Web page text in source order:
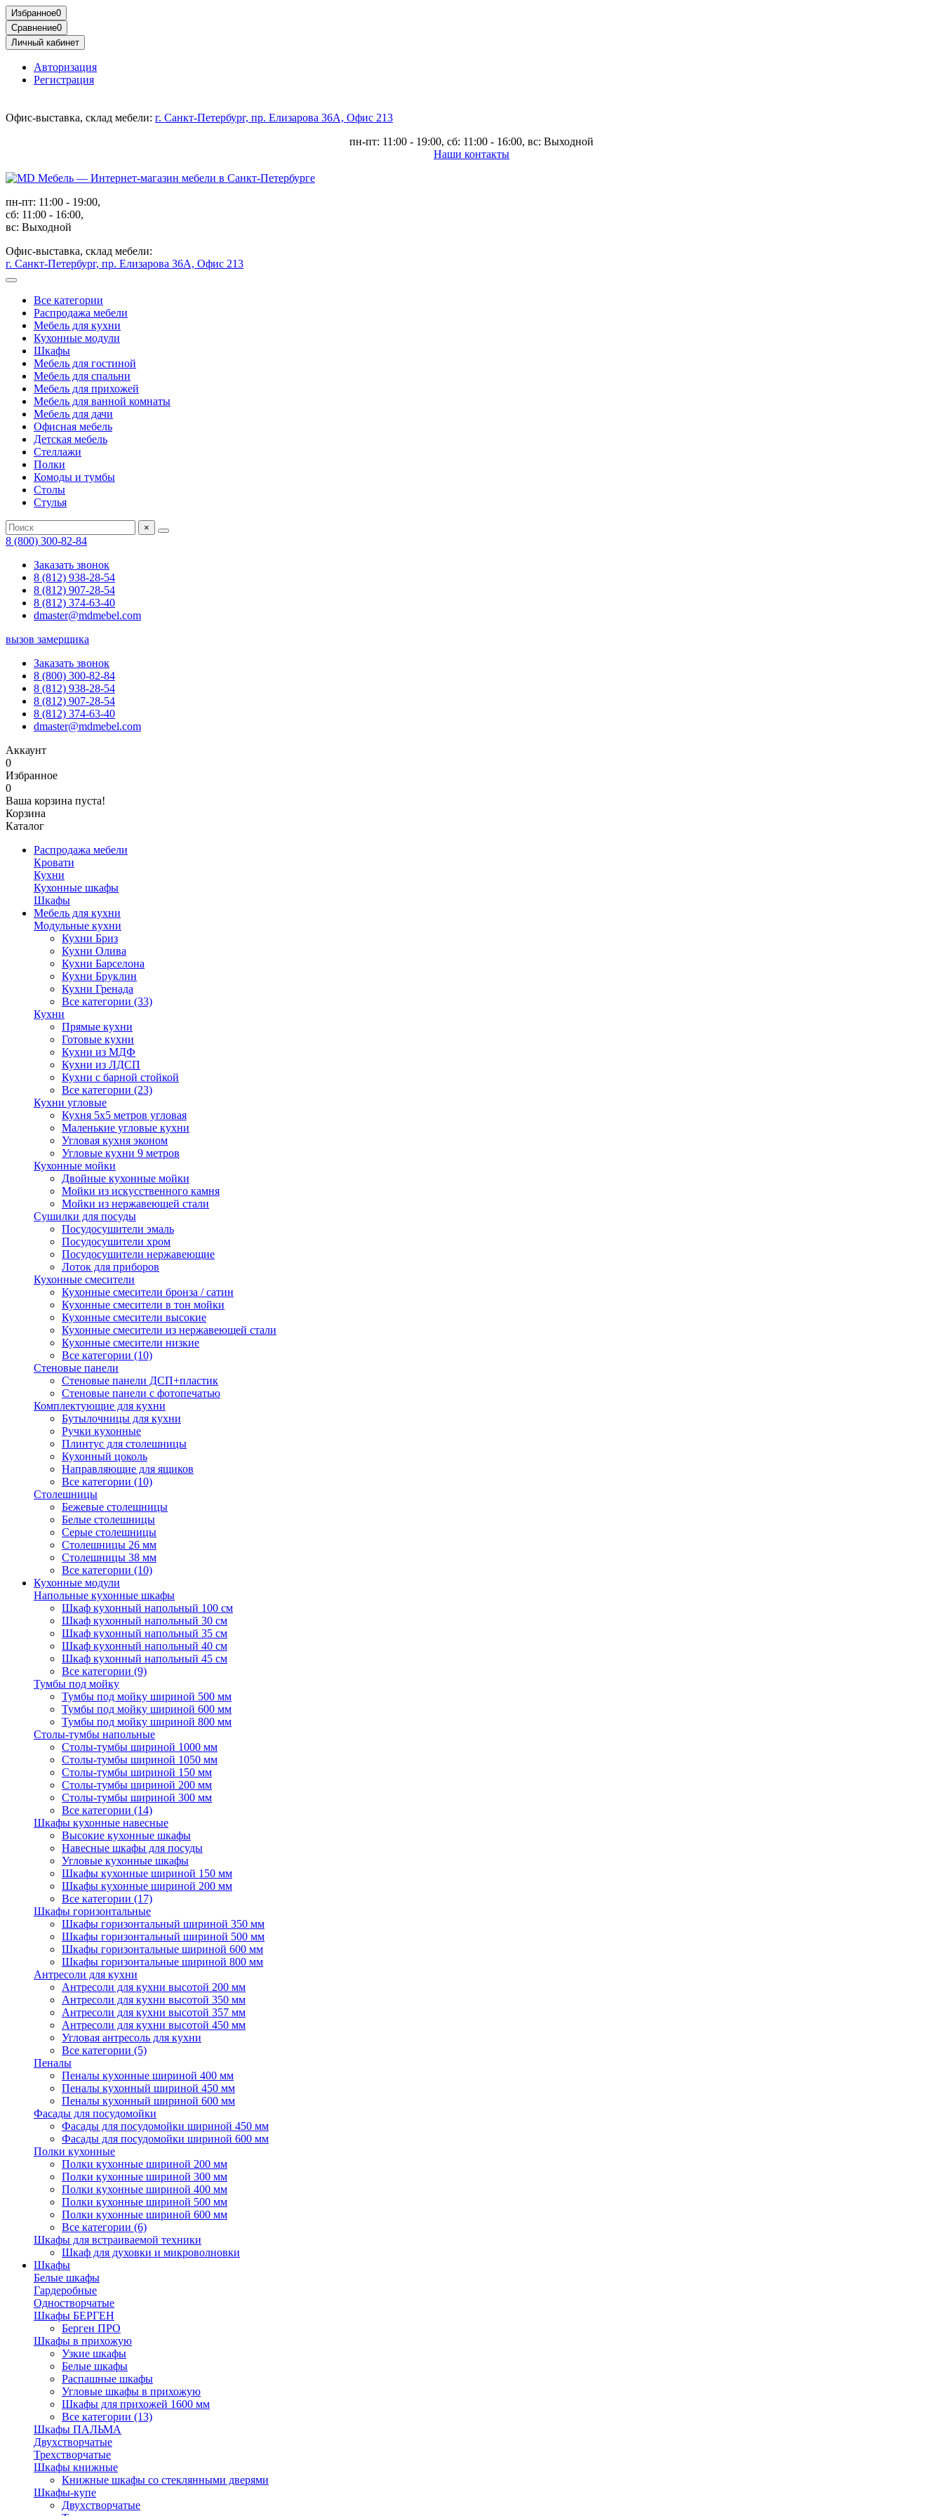
Избранное0
Сравнение0
Личный кабинет
Авторизация
Регистрация
Офис-выставка, склад мебели: г. Санкт-Петербург, пр. Елизарова 36А, Офис 213
пн-пт: 11:00 - 19:00, сб: 11:00 - 16:00, вс: Выходной
Наши контакты
пн-пт: 11:00 - 19:00,
сб: 11:00 - 16:00,
вс: Выходной
Офис-выставка, склад мебели:
г. Санкт-Петербург, пр. Елизарова 36А, Офис 213
Все категории
Распродажа мебели
Мебель для кухни
Кухонные модули
Шкафы
Мебель для гостиной
Мебель для спальни
Мебель для прихожей
Мебель для ванной комнаты
Мебель для дачи
Офисная мебель
Детская мебель
Стеллажи
Полки
Комоды и тумбы
Столы
Стулья
×
8 (800) 300-82-84
Заказать звонок
8 (812) 938-28-54
8 (812) 907-28-54
8 (812) 374-63-40
dmaster@mdmebel.com
вызов замерщика
Заказать звонок
8 (800) 300-82-84
8 (812) 938-28-54
8 (812) 907-28-54
8 (812) 374-63-40
dmaster@mdmebel.com
Аккаунт
0
Избранное
0
Ваша корзина пуста!
Корзина
Каталог
Распродажа мебели
Кровати
Кухни
Кухонные шкафы
Шкафы
Мебель для кухни
Модульные кухни
Кухни Бриз
Кухни Олива
Кухни Барселона
Кухни Бруклин
Кухни Гренада
Все категории (33)
Кухни
Прямые кухни
Готовые кухни
Кухни из МДФ
Кухни из ЛДСП
Кухни с барной стойкой
Все категории (23)
Кухни угловые
Кухня 5х5 метров угловая
Маленькие угловые кухни
Угловая кухня эконом
Угловые кухни 9 метров
Кухонные мойки
Двойные кухонные мойки
Мойки из искусственного камня
Мойки из нержавеющей стали
Сушилки для посуды
Посудосушители эмаль
Посудосушители хром
Посудосушители нержавеющие
Лоток для приборов
Кухонные смесители
Кухонные смесители бронза / сатин
Кухонные смесители в тон мойки
Кухонные смесители высокие
Кухонные смесители из нержавеющей стали
Кухонные смесители низкие
Все категории (10)
Стеновые панели
Стеновые панели ДСП+пластик
Стеновые панели с фотопечатью
Комплектующие для кухни
Бутылочницы для кухни
Ручки кухонные
Плинтус для столешницы
Кухонный цоколь
Направляющие для ящиков
Все категории (10)
Столешницы
Бежевые столешницы
Белые столешницы
Серые столешницы
Столешницы 26 мм
Столешницы 38 мм
Все категории (10)
Кухонные модули
Напольные кухонные шкафы
Шкаф кухонный напольный 100 см
Шкаф кухонный напольный 30 см
Шкаф кухонный напольный 35 см
Шкаф кухонный напольный 40 см
Шкаф кухонный напольный 45 см
Все категории (9)
Тумбы под мойку
Тумбы под мойку шириной 500 мм
Тумбы под мойку шириной 600 мм
Тумбы под мойку шириной 800 мм
Столы-тумбы напольные
Столы-тумбы шириной 1000 мм
Столы-тумбы шириной 1050 мм
Столы-тумбы шириной 150 мм
Столы-тумбы шириной 200 мм
Столы-тумбы шириной 300 мм
Все категории (14)
Шкафы кухонные навесные
Высокие кухонные шкафы
Навесные шкафы для посуды
Угловые кухонные шкафы
Шкафы кухонные шириной 150 мм
Шкафы кухонные шириной 200 мм
Все категории (17)
Шкафы горизонтальные
Шкафы горизонтальный шириной 350 мм
Шкафы горизонтальный шириной 500 мм
Шкафы горизонтальные шириной 600 мм
Шкафы горизонтальные шириной 800 мм
Антресоли для кухни
Антресоли для кухни высотой 200 мм
Антресоли для кухни высотой 350 мм
Антресоли для кухни высотой 357 мм
Антресоли для кухни высотой 450 мм
Угловая антресоль для кухни
Все категории (5)
Пеналы
Пеналы кухонные шириной 400 мм
Пеналы кухонный шириной 450 мм
Пеналы кухонный шириной 600 мм
Фасады для посудомойки
Фасады для посудомойки шириной 450 мм
Фасады для посудомойки шириной 600 мм
Полки кухонные
Полки кухонные шириной 200 мм
Полки кухонные шириной 300 мм
Полки кухонные шириной 400 мм
Полки кухонные шириной 500 мм
Полки кухонные шириной 600 мм
Все категории (6)
Шкафы для встраиваемой техники
Шкаф для духовки и микроволновки
Шкафы
Белые шкафы
Гардеробные
Одностворчатые
Шкафы БЕРГЕН
Берген ПРО
Шкафы в прихожую
Узкие шкафы
Белые шкафы
Распашные шкафы
Угловые шкафы в прихожую
Шкафы для прихожей 1600 мм
Все категории (13)
Шкафы ПАЛЬМА
Двухстворчатые
Трехстворчатые
Шкафы книжные
Книжные шкафы со стеклянными дверями
Шкафы-купе
Двухстворчатые